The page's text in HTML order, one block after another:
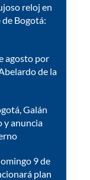
reloj en
Bogotá:
agosto por
de la
Galán
y anuncia
9 de
plan